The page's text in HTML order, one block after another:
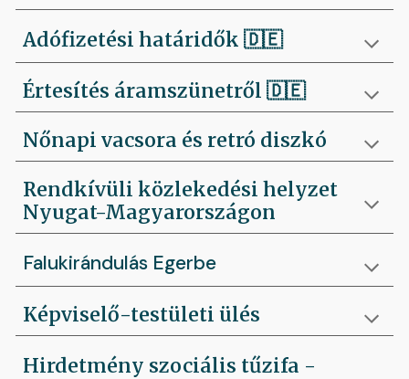
Adófizetési határidők 🇩🇪
Értesítés áramszünetről 🇩🇪
Nőnapi vacsora és retró diszkó
Rendkívüli közlekedési helyzet
Nyugat-Magyarországon
Falukirándulás Egerbe
Képviselő-testületi ülés
Hirdetmény szociális tűzifa -